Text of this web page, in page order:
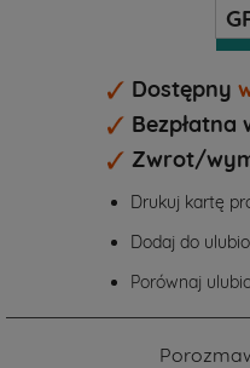
Dostępny
Bezpłatna
Zwrot/
Drukuj kartę
Dodaj do
Porównaj